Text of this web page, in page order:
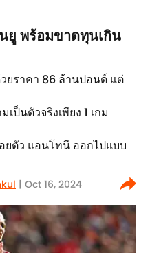
ยู พร้อมขาดทุนเกิน
ยราคา 86 ล้านปอนด์ แต่
ป็นตัวจริงเพียง 1 เกม
ตัว แอนโทนี ออกไปแบบ
| Oct 16, 2024